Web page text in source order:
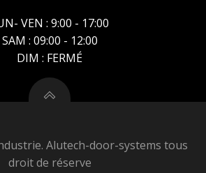
VEN : 9:00 - 17:00
SAM : 09:00 - 12:00
DIM : FERMÉ
Alutech-door-systems tous
droit de réserve